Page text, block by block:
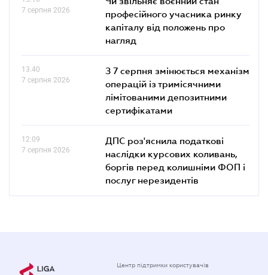
7 серпня 2026
професійного учасника ринку
капіталу від положень про
нагляд
13.40
7 серпня 2026
З 7 серпня змінюється механізм
операцій із тримісячними
лімітованими депозитними
сертифікатами
12.09
7 серпня 2026
ДПС роз'яснила податкові
наслідки курсових коливань,
боргів перед колишніми ФОП і
послуг нерезидентів
Центр підтримки користувачів